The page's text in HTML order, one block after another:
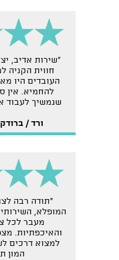
"שירות אדיב,
חווית הקניה
העובדים היו
להחמיא. אין
שנמשיך לעבוד
ורד /
"תודה רבה
המופלא,
מעבר לכל
והאיכפתיות.
למצוא דרכים
המון